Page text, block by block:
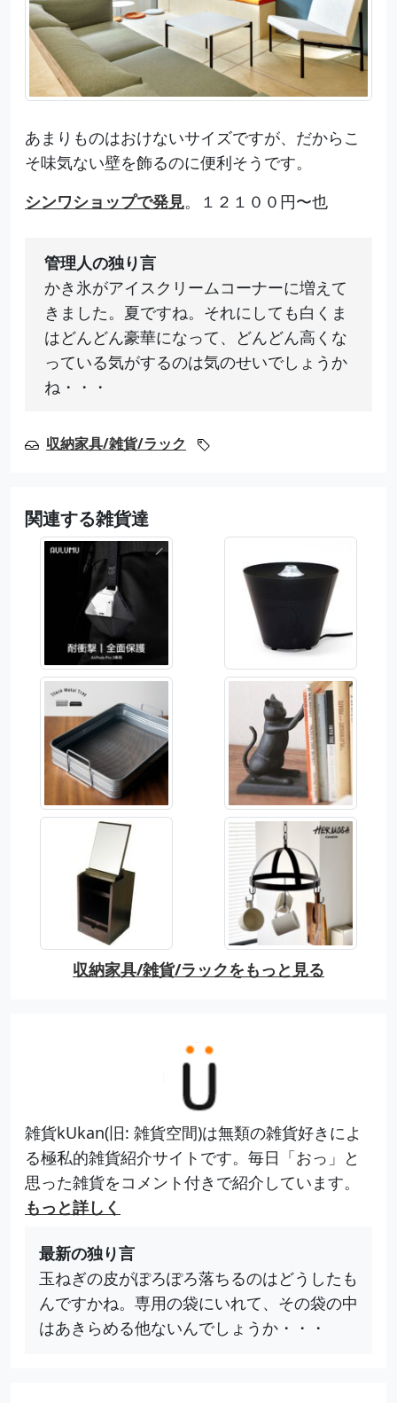
あまりものはおけないサイズですが、だからこ
そ味気ない壁を飾るのに便利そうです。
シンワショップで発見。１２１００円〜也
管理人の独り言
かき氷がアイスクリームコーナーに増えて
きました。夏ですね。それにしても白くま
はどんどん豪華になって、どんどん高くな
っている気がするのは気のせいでしょうか
ね・・・
収納家具/雑貨/ラック
関連する雑貨達
収納家具/雑貨/ラックをもっと見る
雑貨kUkan(旧: 雑貨空間)は無類の雑貨好きによ
る極私的雑貨紹介サイトです。毎日「おっ」と
思った雑貨をコメント付きで紹介しています。
もっと詳しく
最新の独り言
玉ねぎの皮がぽろぽろ落ちるのはどうしたも
んですかね。専用の袋にいれて、その袋の中
はあきらめる他ないんでしょうか・・・